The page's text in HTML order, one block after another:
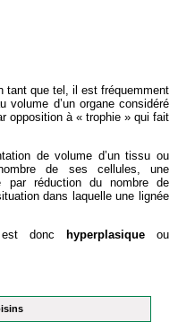
tant que tel, il est fréquemment
volume d’un organe considéré
opposition à « trophie » qui fait
de volume d’un tissu ou
de ses cellules, une
par réduction du nombre de
dans laquelle une lignée
donc
hyperplasique ou